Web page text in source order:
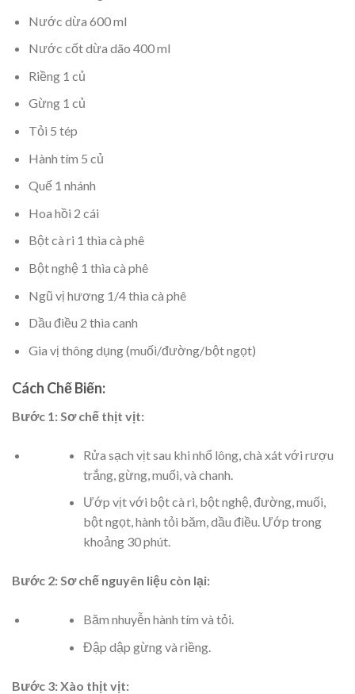
Nước dừa 600 ml
Nước cốt dừa dão 400 ml
Riềng 1 củ
Gừng 1 củ
Tỏi 5 tép
Hành tím 5 củ
Quế 1 nhánh
Hoa hồi 2 cái
Bột cà ri 1 thìa cà phê
Bột nghệ 1 thìa cà phê
Ngũ vị hương 1/4 thìa cà phê
Dầu điều 2 thìa canh
Gia vị thông dụng (muối/đường/bột ngọt)
Cách Chế Biến:
Bước 1: Sơ chế thịt vịt:
Rửa sạch vịt sau khi nhổ lông, chà xát với rượu
trắng, gừng, muối, và chanh.
Ướp vịt với bột cà ri, bột nghệ, đường, muối,
bột ngọt, hành tỏi băm, dầu điều. Ướp trong
khoảng 30 phút.
Bước 2: Sơ chế nguyên liệu còn lại:
Băm nhuyễn hành tím và tỏi.
Đập dập gừng và riềng.
Bước 3: Xào thịt vịt: